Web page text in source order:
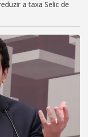
a taxa Selic de